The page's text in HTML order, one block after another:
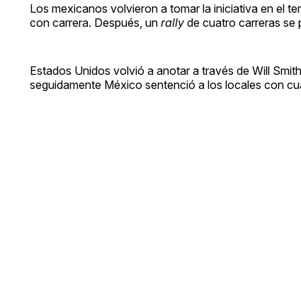
Los mexicanos volvieron a tomar la iniciativa en el
con carrera. Después, un rally de cuatro carreras se
Estados Unidos volvió a anotar a través de Will
seguidamente México sentenció a los locales con